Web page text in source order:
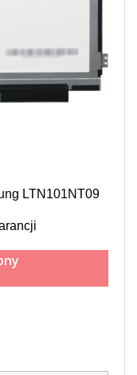
LTN101NT09